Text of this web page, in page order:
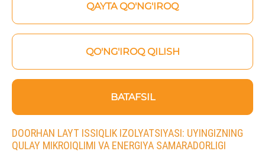
QAYTA QO'NG'IROQ
QO'NG'IROQ QILISH
BATAFSIL
DOORHAN LAYT ISSIQLIK IZOLYATSIYASI: UYINGIZNING
QULAY MIKROIQLIMI VA ENERGIYA SAMARADORLIGI